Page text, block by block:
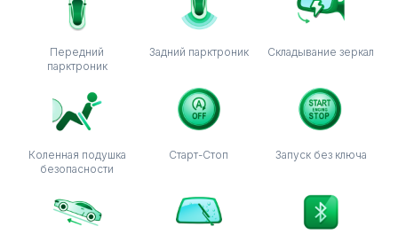
Передний
парктроник
Задний парктроник Складывание зеркал
Коленная подушка
безопасности
Старт-Стоп Запуск без ключа